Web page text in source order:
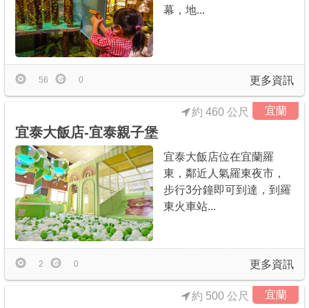
幕，地...
更多資訊
56 0
宜蘭
宜泰大飯店-宜泰親子堡
約 460 公尺
宜泰大飯店位在宜蘭羅
東，鄰近人氣羅東夜市，
步行3分鐘即可到達，到羅
東火車站...
更多資訊
2 0
宜蘭
約 500 公尺